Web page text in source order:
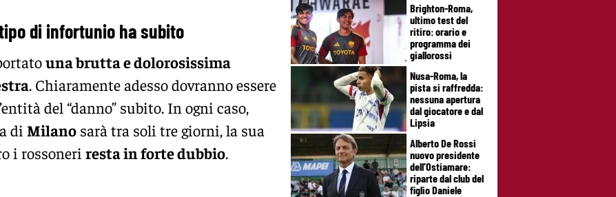
di infortunio ha subito
una brutta e dolorosissima
. Chiaramente adesso dovranno essere
del “danno” subito. In ogni caso,
di Milano sarà tra soli tre giorni, la sua
i rossoneri resta in forte dubbio.
Brighton-Roma,
ultimo test del
ritiro: orario e
programma dei
giallorossi
Nusa-Roma, la
pista si raffredda:
nessuna apertura
dal giocatore e dal
Lipsia
Alberto De Rossi
nuovo presidente
dell’Ostiamare:
riparte dal club del
figlio Daniele